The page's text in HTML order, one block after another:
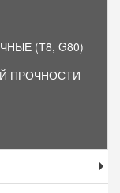
(Т8, G80)
ПРОЧНОСТИ